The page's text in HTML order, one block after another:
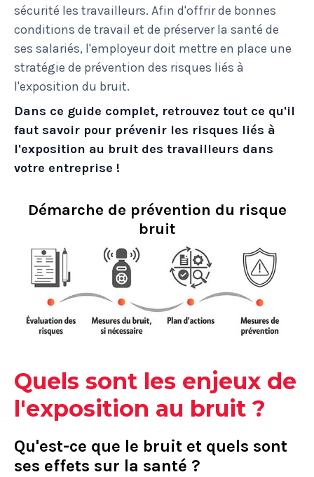
sécurité les travailleurs. Afin d'offrir de bonnes
conditions de travail et de préserver la santé de
ses salariés, l'employeur doit mettre en place une
stratégie de prévention des risques liés à
l'exposition du bruit.
Dans ce guide complet, retrouvez tout ce qu'il
faut savoir pour prévenir les risques liés à
l'exposition au bruit des travailleurs dans
votre entreprise !
Démarche de prévention du risque
bruit
Quels sont les enjeux de
l'exposition au bruit ?
Qu'est-ce que le bruit et quels sont
ses effets sur la santé ?